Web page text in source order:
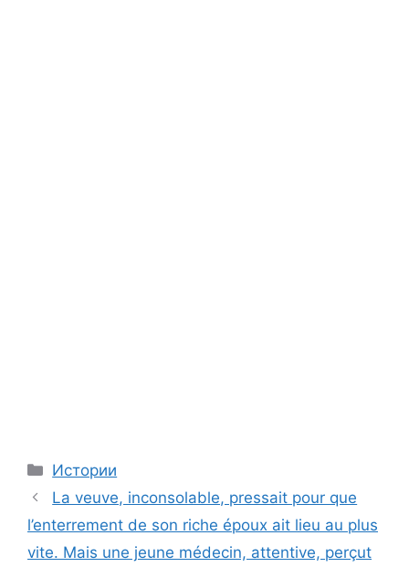
Categories
Истории
La veuve, inconsolable, pressait pour que
l’enterrement de son riche époux ait lieu au plus
vite. Mais une jeune médecin, attentive, perçut